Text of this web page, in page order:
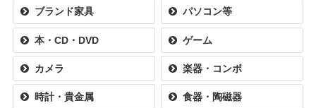
ブランド家具 パソコン等
本・CD・DVD ゲーム
カメラ 楽器・コンボ
時計・貴金属 食器・陶磁器